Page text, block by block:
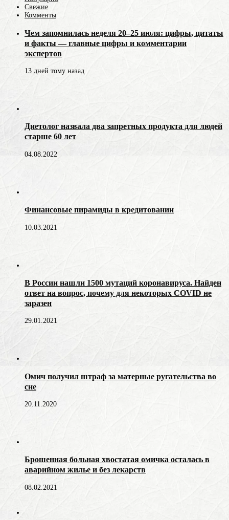
Свежие
Комменты
Чем запомнилась неделя 20–25 июля: цифры, цитаты
и факты — главные цифры и комментарии
экспертов
13 дней тому назад
Диетолог назвала два запретных продукта для людей
старше 60 лет
04.08.2022
Финансовые пирамиды в кредитовании
10.03.2021
В России нашли 1500 мутаций коронавируса. Найден
ответ на вопрос, почему для некоторых COVID не
заразен
29.01.2021
Омич получил штраф за матерные ругательства во
сне
20.11.2020
Брошенная больная хвостатая омичка осталась в
аварийном жилье и без лекарств
08.02.2021